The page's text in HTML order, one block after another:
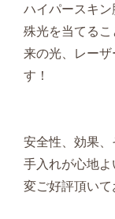
ハイパースキ
殊光を当てる
来の光、レー
す！
安全性、効果
手入れが心地
変ご好評頂いて